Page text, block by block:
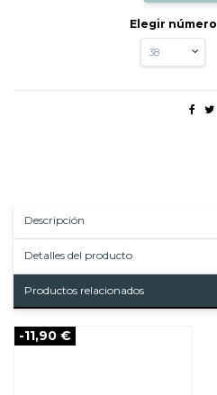
Elegir número
Descripción
Detalles del producto
Productos relacionados
-11,90 €